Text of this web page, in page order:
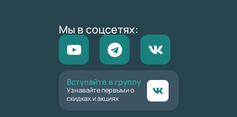
Мы в соцсетях:
Вступайте в группу
Узнавайте первыми о
скидках и акциях